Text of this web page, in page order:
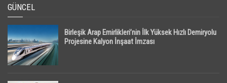
GÜNCEL
Birleşik Arap Emirlikleri’nin İlk Yüksek Hızlı Demiryolu
Projesine Kalyon İnşaat İmzası